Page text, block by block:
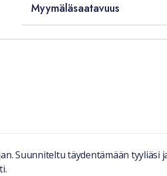
Myymäläsaatavuus
Suunniteltu täydentämään tyyliäsi